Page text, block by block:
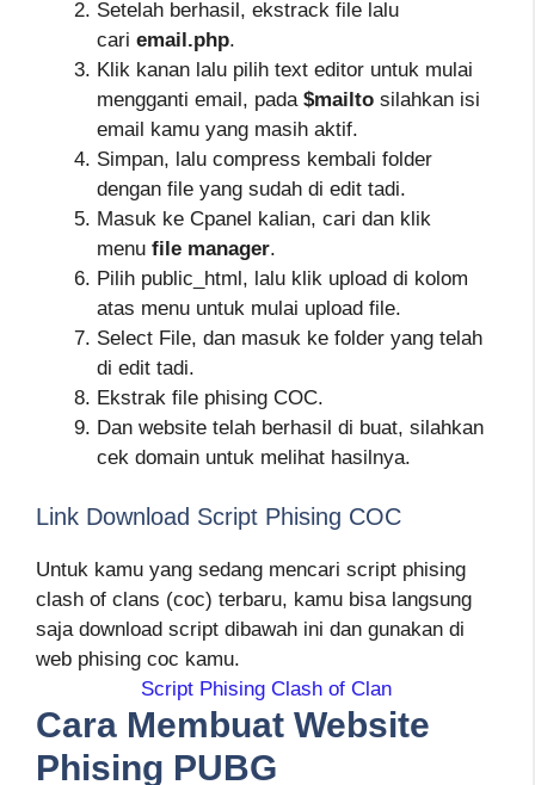
Setelah berhasil, ekstrack file lalu
cari email.php.
Klik kanan lalu pilih text editor untuk mulai
mengganti email, pada $mailto silahkan isi
email kamu yang masih aktif.
Simpan, lalu compress kembali folder
dengan file yang sudah di edit tadi.
Masuk ke Cpanel kalian, cari dan klik
menu file manager.
Pilih public_html, lalu klik upload di kolom
atas menu untuk mulai upload file.
Select File, dan masuk ke folder yang telah
di edit tadi.
Ekstrak file phising COC.
Dan website telah berhasil di buat, silahkan
cek domain untuk melihat hasilnya.
Link Download Script Phising COC
Untuk kamu yang sedang mencari script phising
clash of clans (coc) terbaru, kamu bisa langsung
saja download script dibawah ini dan gunakan di
web phising coc kamu.
Script Phising Clash of Clan
Cara Membuat Website
Phising PUBG